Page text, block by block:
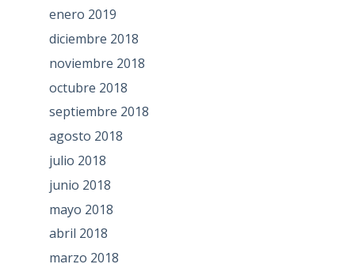
enero 2019
diciembre 2018
noviembre 2018
octubre 2018
septiembre 2018
agosto 2018
julio 2018
junio 2018
mayo 2018
abril 2018
marzo 2018